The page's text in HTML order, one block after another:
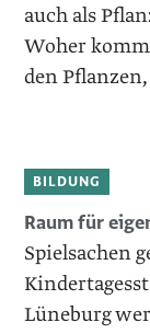
auch als
Woher
den
BILDUNG
Raum für
Spielsachen
Lüneburg